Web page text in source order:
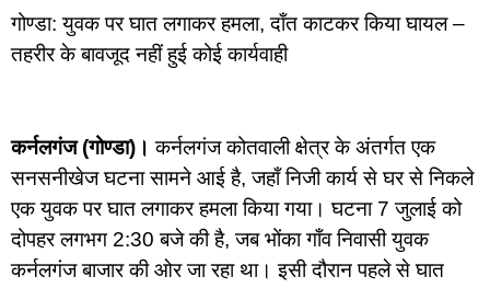
गोण्डा: युवक पर घात लगाकर हमला, दाँत काटकर किया घायल –
तहरीर के बावजूद नहीं हुई कोई कार्यवाही
कर्नलगंज (गोण्डा)। कर्नलगंज कोतवाली क्षेत्र के अंतर्गत एक
सनसनीखेज घटना सामने आई है, जहाँ निजी कार्य से घर से निकले
एक युवक पर घात लगाकर हमला किया गया। घटना 7 जुलाई को
दोपहर लगभग 2:30 बजे की है, जब भोंका गाँव निवासी युवक
कर्नलगंज बाजार की ओर जा रहा था। इसी दौरान पहले से घात